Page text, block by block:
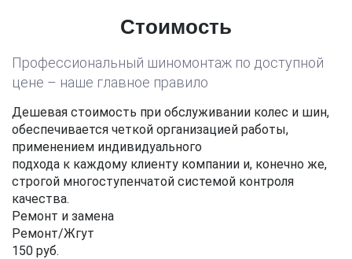
Стоимость
Профессиональный шиномонтаж по доступной
цене – наше главное правило
Дешевая стоимость при обслуживании колес и шин,
обеспечивается четкой организацией работы,
применением индивидуального
подхода к каждому клиенту компании и, конечно же,
строгой многоступенчатой системой контроля
качества.
Ремонт и замена
Ремонт/Жгут
150 руб.